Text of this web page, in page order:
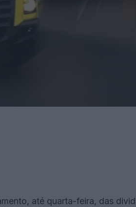
até quarta-feira, das